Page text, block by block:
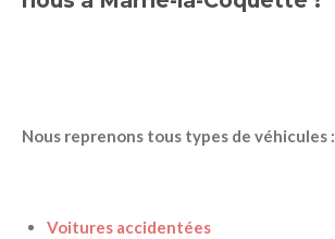
Nous reprenons tous types de véhicules :
Voitures accidentées